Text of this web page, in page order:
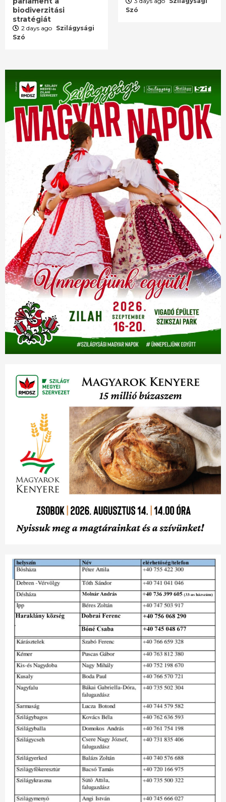
biodiverzitási
stratégiát
2 days ago Szilágysági
Szó
Szó